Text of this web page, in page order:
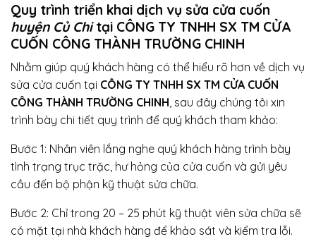
Quy trình triển khai dịch vụ sửa cửa cuốn
huyện Củ Chitại CÔNG TY TNHH SX TM CỬA
CUỐN CÔNG THÀNH TRƯỜNG CHINH
Nhằm giúp quý khách hàng có thể hiểu rõ hơn về dịch vụ
sửa cửa cuốn tại CÔNG TY TNHH SX TM CỬA CUỐN
CÔNG THÀNH TRƯỜNG CHINH, sau đây chúng tôi xin
trình bày chi tiết quy trình để quý khách tham khảo:
Bước 1: Nhân viên lắng nghe quý khách hàng trình bày
tình trạng trục trặc, hư hỏng của cửa cuốn và gửi yêu
cầu đến bộ phận kỹ thuật sửa chữa.
Bước 2: Chỉ trong 20 – 25 phút kỹ thuật viên sửa chữa sẽ
có mặt tại nhà khách hàng để khảo sát và kiểm tra lỗi.